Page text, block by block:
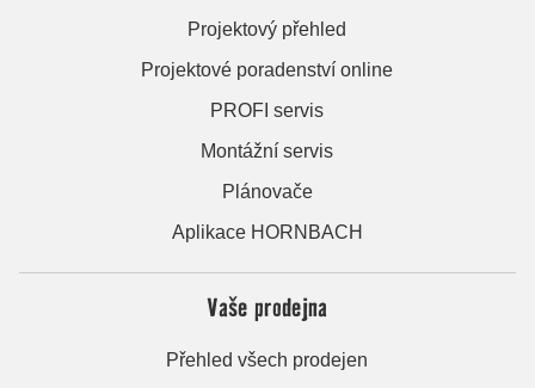
Projektový přehled
Projektové poradenství online
PROFI servis
Montážní servis
Plánovače
Aplikace HORNBACH
Vaše prodejna
Přehled všech prodejen